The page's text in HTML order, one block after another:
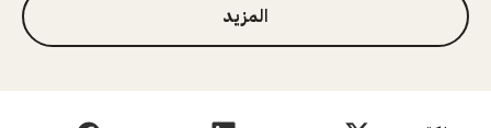
المزيد